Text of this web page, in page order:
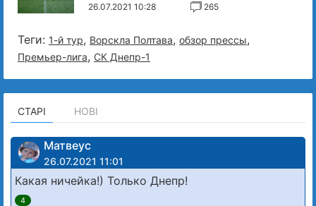
26.07.2021 10:28 265
Теги: 1-й тур, Ворскла Полтава, обзор прессы,
Премьер-лига, СК Днепр-1
СТАРІ НОВІ
Матвеус
26.07.2021 11:01
Какая ничейка!) Только Днепр!
4